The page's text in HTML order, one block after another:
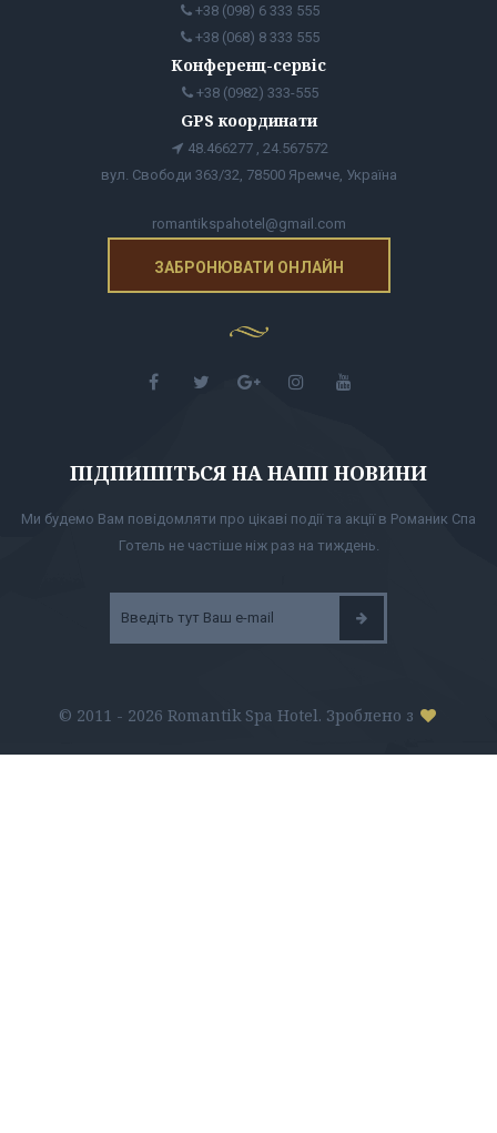
+38 (098) 6 333 555
+38 (068) 8 333 555
Конференц-сервіс
+38 (0982) 333-555
GPS координати
48.466277 , 24.567572
вул. Свободи 363/32, 78500 Яремче, Україна
romantikspahotel@gmail.com
ЗАБРОНЮВАТИ ОНЛАЙН
ПІДПИШІТЬСЯ НА НАШІ НОВИНИ
Ми будемо Вам повідомляти про цікаві події та акції в Романик Спа
Готель не частіше ніж раз на тиждень.
© 2011 - 2026 Romantik Spa Hotel. Зроблено з